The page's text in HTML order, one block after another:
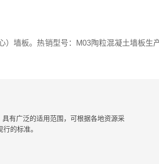
墙板。热销型号：M03陶粒混凝土墙板生
有广泛的适用范围，可根据各地资源采
的标准。